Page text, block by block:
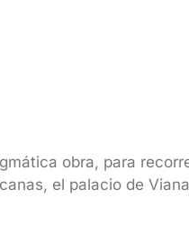
obra, para
el palacio de